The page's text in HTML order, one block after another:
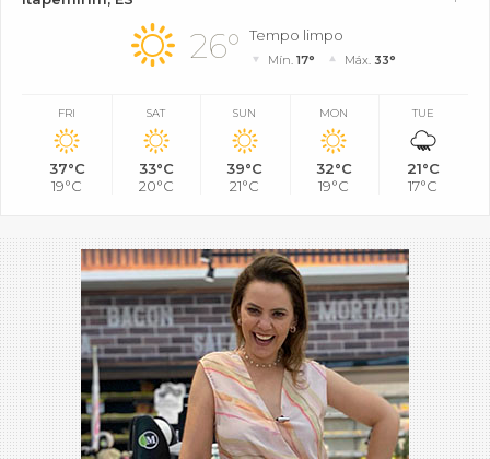
26° Tempo limpo
Mín.17° Máx. 33°
FRI
37°C
19°C
SAT
33°C
20°C
SUN
39°C
21°C
MON
32°C
19°C
TUE
21°C
17°C